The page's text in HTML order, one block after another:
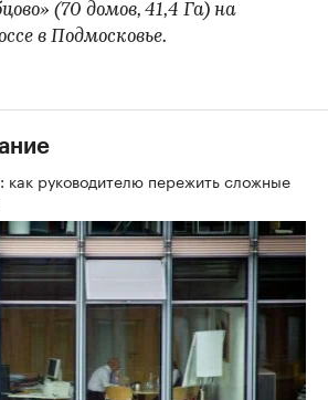
(70 домов, 41,4 Га) на
в Подмосковье.
как руководителю пережить сложные